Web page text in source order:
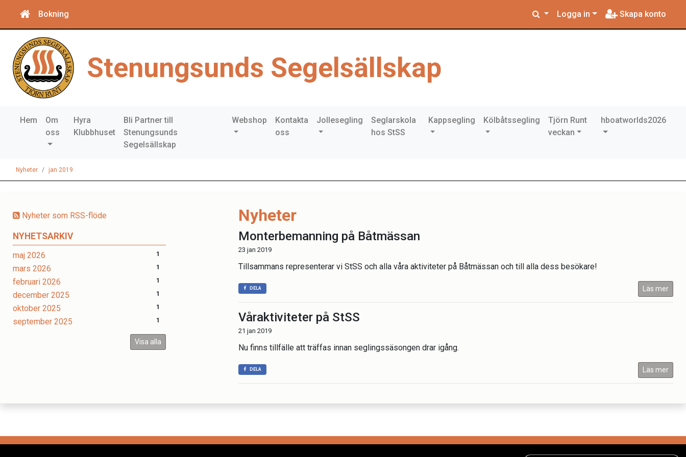
Bokning Logga in Skapa konto
Stenungsunds Segelsällskap
Hem
Om
oss
Hyra
Klubbhuset
Bli Partner till
Stenungsunds
Segelsällskap
Webshop
Kontakta
oss
Jollesegling
Seglarskola
hos StSS
Kappsegling Kölbåtssegling
Tjörn Runt
veckan
hboatworlds2026
Nyheter jan 2019
Nyheter som RSS-flöde
NYHETSARKIV
maj 2026 1
mars 2026 1
februari 2026 1
december 2025 1
oktober 2025 1
september 2025 1
Visa alla
Nyheter
Monterbemanning på Båtmässan
23 jan 2019
Tillsammans representerar vi StSS och alla våra aktiviteter på Båtmässan och till alla dess besökare!
DELA Läs mer
Våraktiviteter på StSS
21 jan 2019
Nu finns tillfälle att träffas innan seglingssäsongen drar igång.
DELA Läs mer